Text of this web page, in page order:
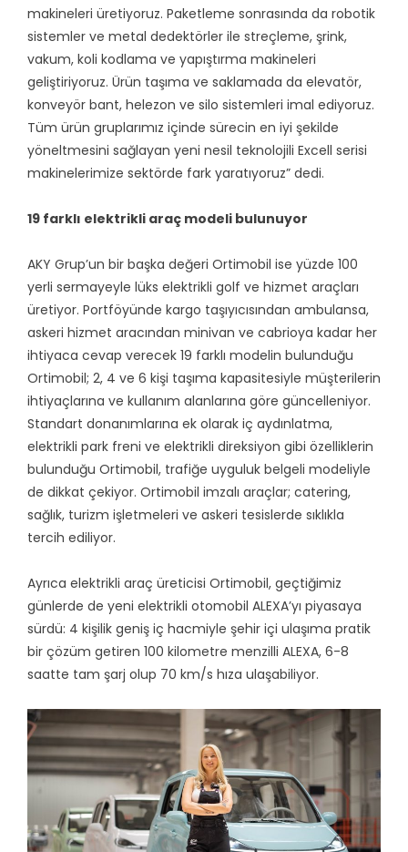
makineleri üretiyoruz. Paketleme sonrasında da robotik
sistemler ve metal dedektörler ile streçleme, şrink,
vakum, koli kodlama ve yapıştırma makineleri
geliştiriyoruz. Ürün taşıma ve saklamada da elevatör,
konveyör bant, helezon ve silo sistemleri imal ediyoruz.
Tüm ürün gruplarımız içinde sürecin en iyi şekilde
yöneltmesini sağlayan yeni nesil teknolojili Excell serisi
makinelerimize sektörde fark yaratıyoruz” dedi.
19 farklı elektrikli araç modeli bulunuyor
AKY Grup’un bir başka değeri Ortimobil ise yüzde 100
yerli sermayeyle lüks elektrikli golf ve hizmet araçları
üretiyor. Portföyünde kargo taşıyıcısından ambulansa,
askeri hizmet aracından minivan ve cabrioya kadar her
ihtiyaca cevap verecek 19 farklı modelin bulunduğu
Ortimobil; 2, 4 ve 6 kişi taşıma kapasitesiyle müşterilerin
ihtiyaçlarına ve kullanım alanlarına göre güncelleniyor.
Standart donanımlarına ek olarak iç aydınlatma,
elektrikli park freni ve elektrikli direksiyon gibi özelliklerin
bulunduğu Ortimobil, trafiğe uyguluk belgeli modeliyle
de dikkat çekiyor. Ortimobil imzalı araçlar; catering,
sağlık, turizm işletmeleri ve askeri tesislerde sıklıkla
tercih ediliyor.
Ayrıca elektrikli araç üreticisi Ortimobil, geçtiğimiz
günlerde de yeni elektrikli otomobil ALEXA’yı piyasaya
sürdü: 4 kişilik geniş iç hacmiyle şehir içi ulaşıma pratik
bir çözüm getiren 100 kilometre menzilli ALEXA, 6-8
saatte tam şarj olup 70 km/s hıza ulaşabiliyor.